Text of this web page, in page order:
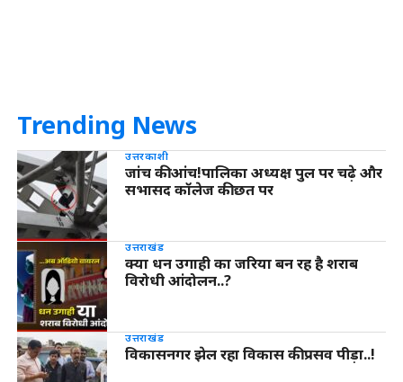
Trending News
उत्तरकाशी
जांच की आंच!पालिका अध्यक्ष पुल पर चढ़े और
सभासद कॉलेज की छत पर
उत्तराखंड
क्या धन उगाही का जरिया बन रह है शराब
विरोधी आंदोलन..?
उत्तराखंड
विकासनगर झेल रहा विकास की प्रसव पीड़ा..!